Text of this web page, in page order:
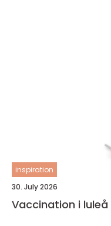
inspiration
30. July 2026